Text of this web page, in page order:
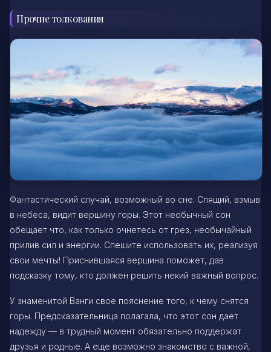
Прочие толкования
Фантастический случай, возможный во сне. Спящий, взмыв
в небеса, видит вершину горы. Этот необычный сон
обещает что, как только очнетесь от грез, необычайный
прилив сил и энергии. Спешите использовать их, реализуя
свои мечты! Приснившаяся вершина поможет, дав
подсказку тому, кто должен решить некий важный вопрос.
У знаменитой Ванги свое пояснение того, к чему снятся
горы. Предсказательница полагала, что этот сон дает
надежду — в трудный момент обязательно поддержат
друзья и родные. А еще возможно знакомство с важной,